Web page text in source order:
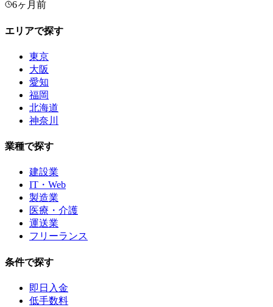
6ヶ月前
エリアで探す
東京
大阪
愛知
福岡
北海道
神奈川
業種で探す
建設業
IT・Web
製造業
医療・介護
運送業
フリーランス
条件で探す
即日入金
低手数料